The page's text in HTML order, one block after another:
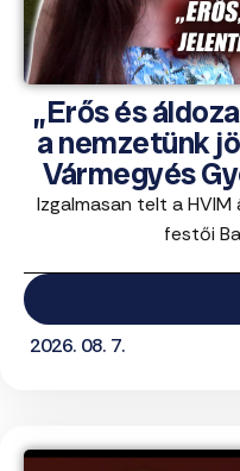
„Erős és
a nemzetünk
Vármegyés
Izgalmasan telt a
festői
2026. 08. 7.